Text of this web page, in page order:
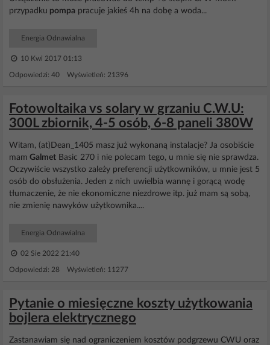
przypadku pompa pracuje jakieś 4h na dobę a woda...
Energia Odnawialna
10 Kwi 2017 01:13
Odpowiedzi: 40 Wyświetleń: 21396
Fotowoltaika vs solary w grzaniu C.W.U:
300L zbiornik, 4-5 osób, 6-8 paneli 380W
Witam, (at)Dean_1405 masz już wykonaną instalacje? Ja osobiście
mam Galmet Basic 270 i nie polecam tego, u mnie się nie sprawdza.
Oczywiście wszystko zależy preferencji użytkowników, u mnie jest 5
osób do obsłużenia. Jeden z nich uwielbia wannę i gorącą wodę
tłumaczenie, że nie ekonomiczne niezdrowe itp. już mam są sobą,
nie zmienię nawyków użytkownika....
Energia Odnawialna
02 Sie 2022 21:40
Odpowiedzi: 28 Wyświetleń: 11277
Pytanie o miesięczne koszty użytkowania
bojlera elektrycznego
Zastanawiam się nad ograniczeniem kosztów podgrzewu CWU oraz